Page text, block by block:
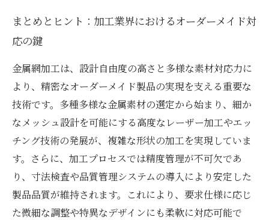
まとめとヒント：加工業界におけるオーダーメイド対
応の鍵
金属網加工は、設計自由度の高さと多様な素材対応力に
より、精密なオーダーメイド製品の実現を支える重要な
技術です。多種多様な金属素材の選定から始まり、細か
なメッシュ設計を可能にする高度なレーザー加工やエッ
チング技術の発展が、複雑な形状の加工を実現していま
す。さらに、加工プロセスでは精度管理が不可欠であ
り、寸法検査や品質管理システムの導入により安定した
製品品質が維持されます。これにより、要求仕様に応じ
た微細な調整や特異なデザインにも柔軟に対応可能で